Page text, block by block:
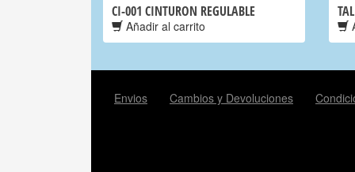
CI-001 CINTURON REGULABLE
Añadir al carrito
Envios Cambios y Devoluciones